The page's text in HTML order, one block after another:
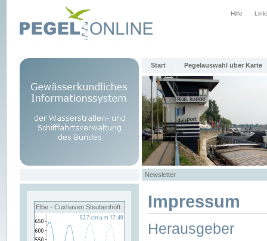
Hilfe
Start Pegelauswahl über Karte
Newsletter
Elbe - Cuxhaven Steubenhöft Impressum
Herausgeber